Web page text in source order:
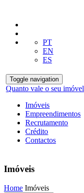
PT
EN
ES
Toggle navigation
Quanto vale o seu imóvel
Imóveis
Empreendimentos
Recrutamento
Crédito
Contactos
Imóveis
Home Imóveis